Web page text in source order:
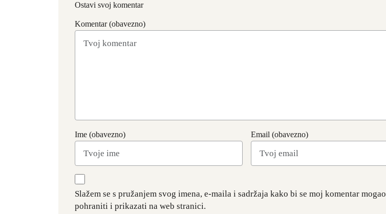
Ostavi svoj komentar
Komentar (obavezno)
Ime (obavezno) Email (obavezno)
Slažem se s pružanjem svog imena, e-maila i sadržaja kako bi se moj komentar mogao
pohraniti i prikazati na web stranici.